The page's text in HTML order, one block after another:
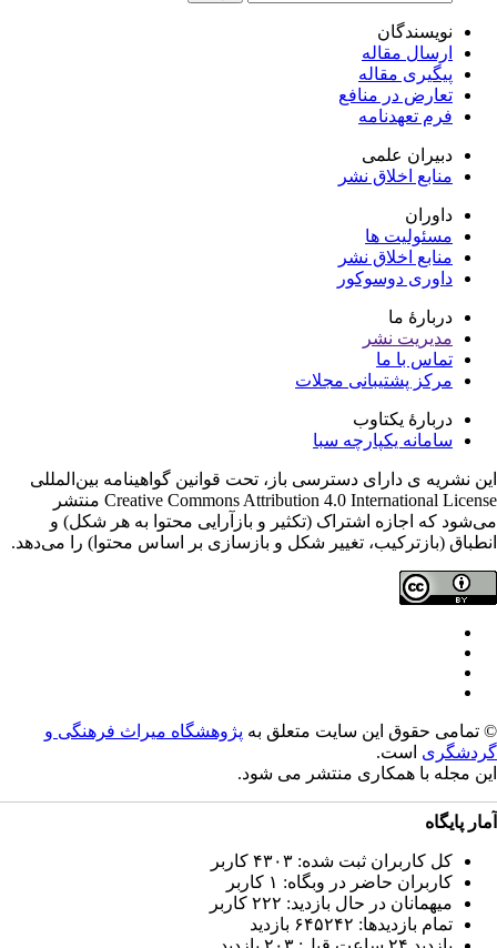
نویسندگان
ارسال مقاله
پیگیری مقاله
تعارض در منافع
فرم تعهدنامه
دبیران علمی
منابع اخلاق نشر
داوران
مسئولیت ها
منابع اخلاق نشر
داوری دوسوکور
دربارۀ ما
مدیریت نشر
تماس با ما
مرکز پشتیبانی مجلات
دربارۀ یکتاوب
سامانه یکپارچه سبا
نشریه ی دارای دسترسی باز، تحت قوانین گواهینامه بین‌المللی
Creative Commons Attribution 4.0 International License منتشر
که اجازه اشتراک (تکثیر و بازآرایی محتوا به هر شکل) و
(بازترکیب، تغییر شکل و بازسازی بر اساس محتوا) را می‌دهد.
تمامی حقوق این سایت متعلق بهپژوهشگاه میراث فرهنگی و
است.
مجله با همکاریمنتشر می شود.
پایگاه
کل کاربران ثبت شده: ۴۳۰۳ کاربر
کاربران حاضر در وبگاه: ۱ کاربر
میهمانان در حال بازدید: ۲۲۲ کاربر
تمام بازدید‌ها: ۶۴۵۲۴۲ بازدید